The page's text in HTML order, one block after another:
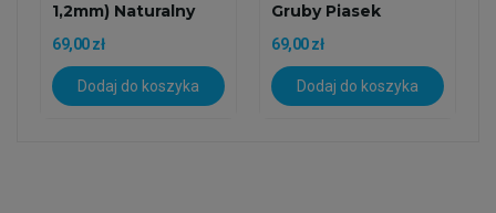
1,2mm) Naturalny
Piasek...
69,00 zł
Dodaj do koszyka
Gruby Piasek
Koralowy
69,00 zł
Dodaj do koszyka